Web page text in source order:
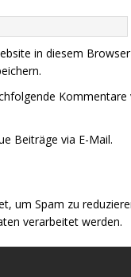
in diesem
Kommentare
Beiträge via E-Mail.
um Spam zu
verarbeitet werden.